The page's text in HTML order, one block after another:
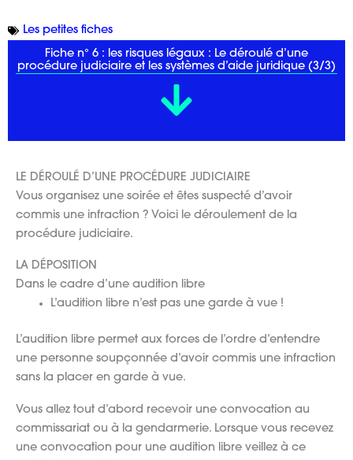
Les petites fiches
Fiche n° 6 : les risques légaux : Le déroulé d’une
procédure judiciaire et les systèmes d’aide juridique (3/3)
LE DÉROULÉ D’UNE PROCÉDURE JUDICIAIRE
Vous organisez une soirée et êtes suspecté d’avoir
commis une infraction ? Voici le déroulement de la
procédure judiciaire.
LA DÉPOSITION
Dans le cadre d’une audition libre
L’audition libre n’est pas une garde à vue !
L’audition libre permet aux forces de l’ordre d’entendre
une personne soupçonnée d’avoir commis une infraction
sans la placer en garde à vue.
Vous allez tout d’abord recevoir une convocation au
commissariat ou à la gendarmerie. Lorsque vous recevez
une convocation pour une audition libre veillez à ce